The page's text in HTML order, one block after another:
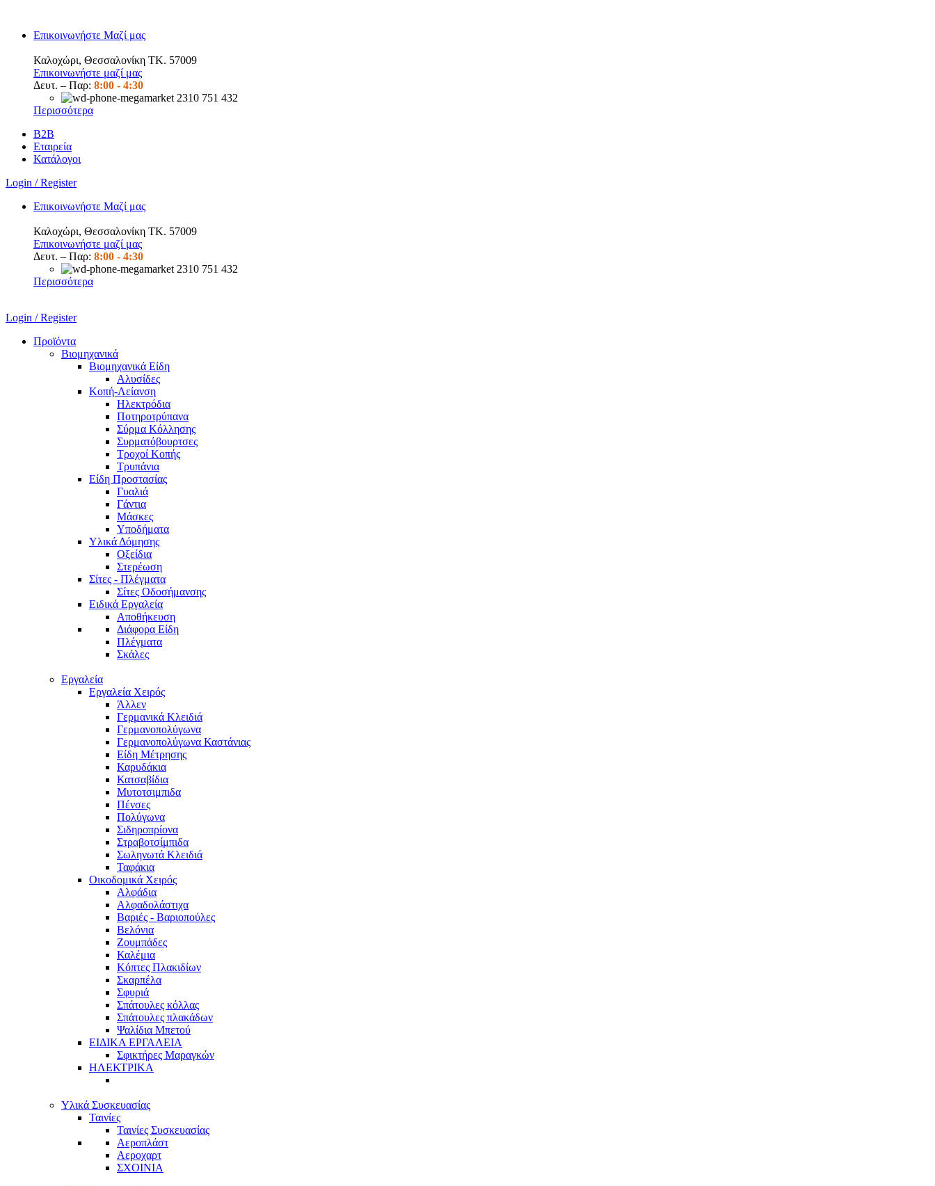
Επικοινωνήστε Μαζί μας
Καλοχώρι, Θεσσαλονίκη TK. 57009
Επικοινωνήστε μαζί μας
Δευτ. – Παρ: 8:00 - 4:30
2310 751 432
Περισσότερα
B2B
Εταιρεία
Κατάλογοι
Login / Register
Επικοινωνήστε Μαζί μας
Καλοχώρι, Θεσσαλονίκη TK. 57009
Επικοινωνήστε μαζί μας
Δευτ. – Παρ: 8:00 - 4:30
2310 751 432
Περισσότερα
Login / Register
Προϊόντα
Βιομηχανικά
Βιομηχανικά Είδη
Αλυσίδες
Κοπή-Λείανση
Ηλεκτρόδια
Ποτηροτρύπανα
Σύρμα Κόλλησης
Συρματόβουρτσες
Τροχοί Κοπής
Τρυπάνια
Είδη Προστασίας
Γυαλιά
Γάντια
Μάσκες
Υποδήματα
Υλικά Δόμησης
Οξείδια
Στερέωση
Σίτες - Πλέγματα
Σίτες Οδοσήμανσης
Ειδικά Εργαλεία
Αποθήκευση
Διάφορα Είδη
Πλέγματα
Σκάλες
Εργαλεία
Εργαλεία Χειρός
Άλλεν
Γερμανικά Κλειδιά
Γερμανοπολύγωνα
Γερμανοπολύγωνα Καστάνιας
Είδη Μέτρησης
Καρυδάκια
Κατσαβίδια
Μυτοτσιμπιδα
Πένσες
Πολύγωνα
Σιδηροπρίονα
Στραβοτσίμπιδα
Σωληνωτά Κλειδιά
Ταφάκια
Οικοδομικά Χειρός
Αλφάδια
Αλφαδολάστιχα
Βαριές - Βαριοπούλες
Βελόνια
Ζουμπάδες
Καλέμια
Κόπτες Πλακιδίων
Σκαρπέλα
Σφυριά
Σπάτουλες κόλλας
Σπάτουλες πλακάδων
Ψαλίδια Μπετού
ΕΙΔΙΚΑ ΕΡΓΑΛΕΙΑ
Σφικτήρες Μαραγκών
ΗΛΕΚΤΡΙΚΑ
Υλικά Συσκευασίας
Ταινίες
Ταινίες Συσκευασίας
Αεροπλάστ
Αεροχαρτ
ΣΧΟΙΝΙΑ